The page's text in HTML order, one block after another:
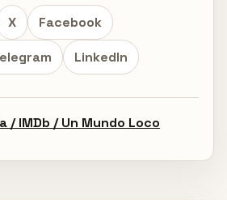
X Facebook
LinkedIn
/ IMDb / Un Mundo Loco